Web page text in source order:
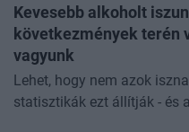
Kevesebb alkoholt
következmények terén
vagyunk
Lehet, hogy nem azok
statisztikák ezt állítják - és